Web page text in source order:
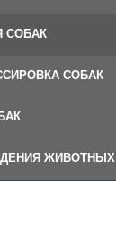
СОБАК
СОБАК
ЖИВОТНЫХ